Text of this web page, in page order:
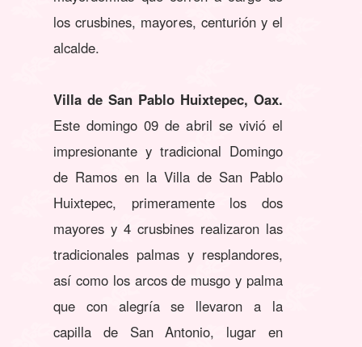
los crusbines, mayores, centurión y el
alcalde.
Villa de San Pablo Huixtepec, Oax.
Este domingo 09 de abril se vivió el
impresionante y tradicional Domingo
de Ramos en la Villa de San Pablo
Huixtepec, primeramente los dos
mayores y 4 crusbines realizaron las
tradicionales palmas y resplandores,
así como los arcos de musgo y palma
que con alegría se llevaron a la
capilla de San Antonio, lugar en